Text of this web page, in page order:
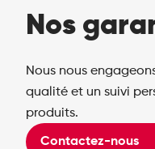
Nos
Nous nous
qualité et un suivi
produits.
Contactez-nous